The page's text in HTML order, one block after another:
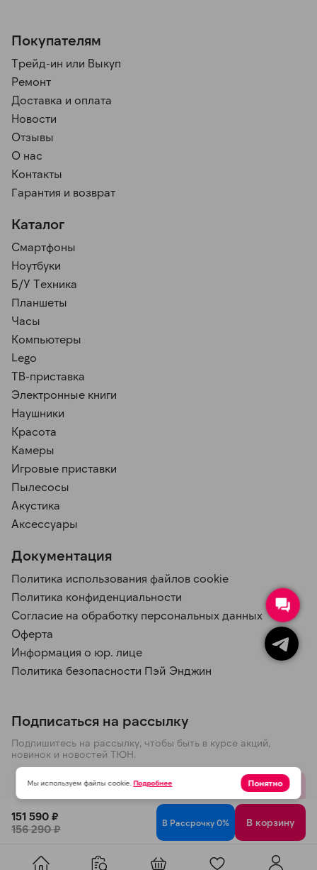
151 590 ₽
156 290 ₽
В Рассрочку 0% В корзину
Покупателям
Трейд-ин или Выкуп
Ремонт
Доставка и оплата
Новости
Отзывы
О нас
Контакты
Гарантия и возврат
Каталог
Смартфоны
Ноутбуки
Б/У Техника
Планшеты
Часы
Компьютеры
Lego
ТВ-приставка
Электронные книги
Наушники
Красота
Камеры
Игровые приставки
Пылесосы
Акустика
Аксессуары
Документация
Политика использования файлов cookie
Политика конфиденциальности
Согласие на обработку персональных данных
Оферта
Информация о юр. лице
Политика безопасности Пэй Энджин
Подписаться на рассылку
Подпишитесь на рассылку, чтобы быть в курсе акций,
новинок и новостей ТЮН.
Отправить
Политика конфиденциальности © 2026 ООО ТЮН
Мы используем файлы cookie.Подробнее Понятно